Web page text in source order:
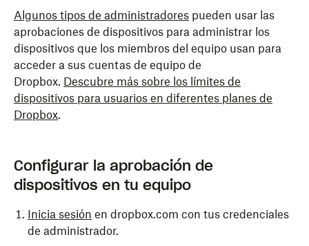
Algunos tipos de administradores pueden usar las
aprobaciones de dispositivos para administrar los
dispositivos que los miembros del equipo usan para
acceder a sus cuentas de equipo de
Dropbox. Descubre más sobre los límites de
dispositivos para usuarios en diferentes planes de
Dropbox.
Configurar la aprobación de
dispositivos en tu equipo
Inicia sesión en dropbox.com con tus credenciales
de administrador.